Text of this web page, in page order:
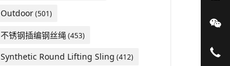
Outdoor(501)
不锈钢插编钢丝绳(453)
Synthetic Round Lifting Sling (412)
微